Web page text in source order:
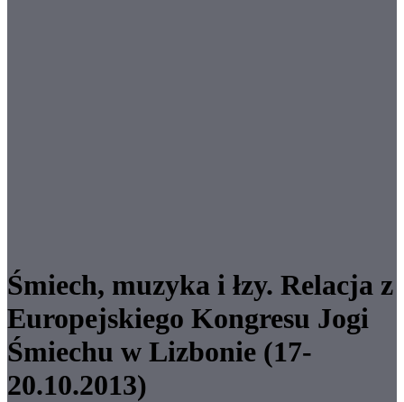
Śmiech, muzyka i łzy. Relacja z
Europejskiego Kongresu Jogi
Śmiechu w Lizbonie (17-
20.10.2013)